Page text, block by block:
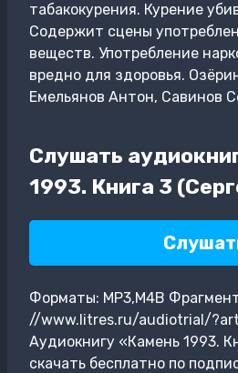
табакокурения. Курение
Содержит сцены
веществ. Употребление
вредно для здоровья.
Емельянов Антон, Савинов
Слушать
1993. Книга 3
Форматы: MP3,M4B
//www.litres.ru/audiotrial/
Аудиокнигу «Камень 1993.
скачать бесплатно по